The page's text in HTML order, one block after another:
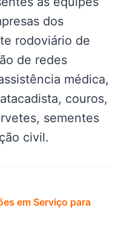
dos
rodoviário de
de redes
médica,
couros,
sementes
civil.
em Serviço para